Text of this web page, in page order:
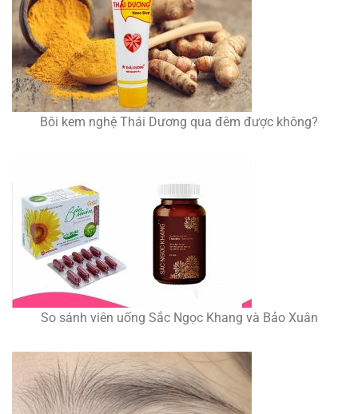
Bôi kem nghệ Thái Dương qua đêm được không?
So sánh viên uống Sắc Ngọc Khang và Bảo Xuân